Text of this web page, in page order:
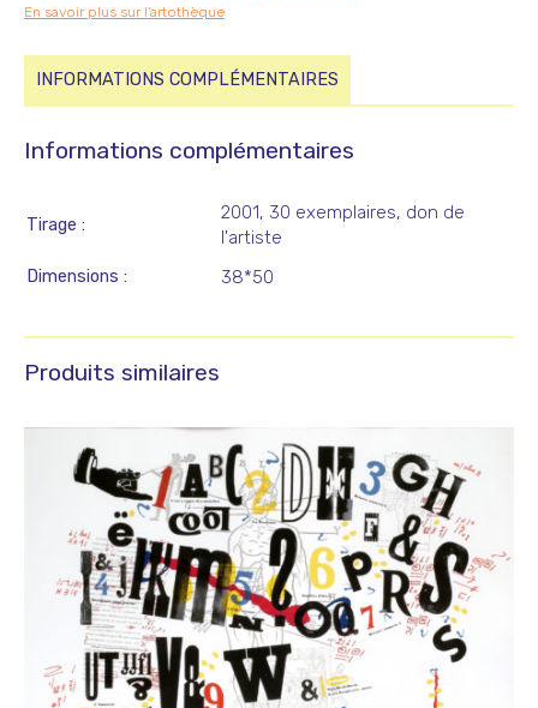
En savoir plus sur l'artothèque
INFORMATIONS COMPLÉMENTAIRES
Informations complémentaires
Tirage
2001, 30 exemplaires, don de
l'artiste
Dimensions 38*50
Produits similaires